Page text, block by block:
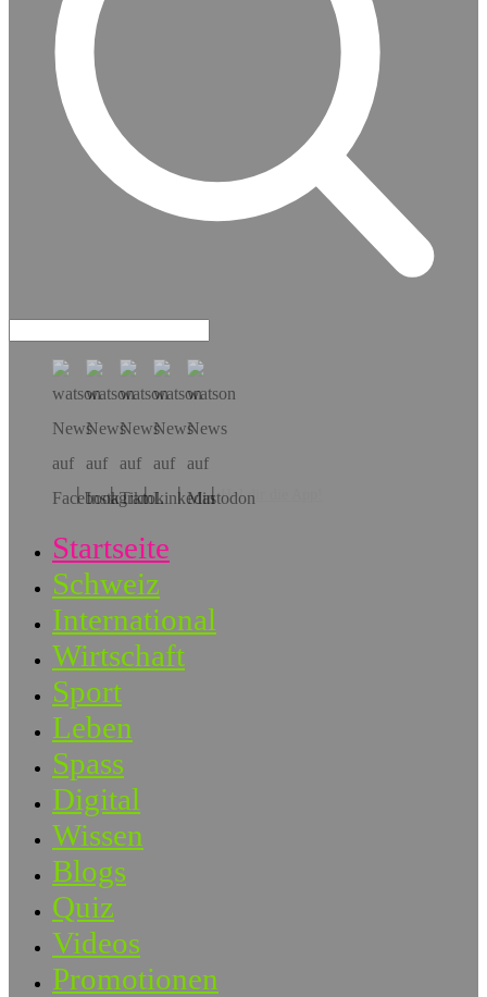
Hol dir die App!
Startseite
Schweiz
International
Wirtschaft
Sport
Leben
Spass
Digital
Wissen
Blogs
Quiz
Videos
Promotionen